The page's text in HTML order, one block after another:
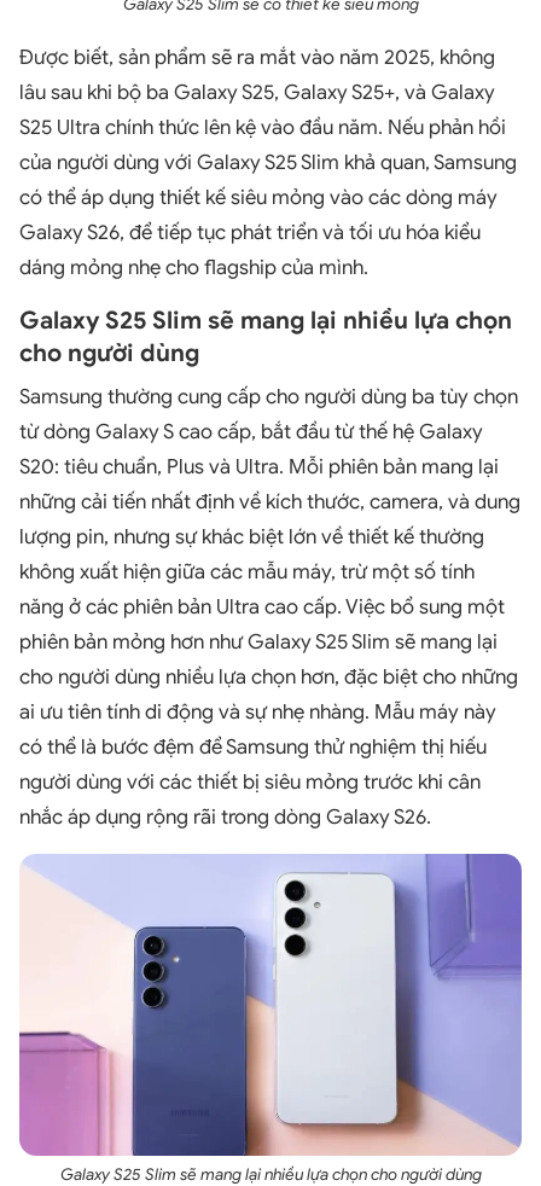
Galaxy S25 Slim sẽ có thiết kế siêu mỏng
Được biết, sản phẩm sẽ ra mắt vào năm 2025, không
lâu sau khi bộ ba Galaxy S25, Galaxy S25+, và Galaxy
S25 Ultra chính thức lên kệ vào đầu năm. Nếu phản hồi
của người dùng với Galaxy S25 Slim khả quan, Samsung
có thể áp dụng thiết kế siêu mỏng vào các dòng máy
Galaxy S26, để tiếp tục phát triển và tối ưu hóa kiểu
dáng mỏng nhẹ cho flagship của mình.
Galaxy S25 Slim sẽ mang lại nhiều lựa chọn
cho người dùng
Samsung thường cung cấp cho người dùng ba tùy chọn
từ dòng Galaxy S cao cấp, bắt đầu từ thế hệ Galaxy
S20: tiêu chuẩn, Plus và Ultra. Mỗi phiên bản mang lại
những cải tiến nhất định về kích thước, camera, và dung
lượng pin, nhưng sự khác biệt lớn về thiết kế thường
không xuất hiện giữa các mẫu máy, trừ một số tính
năng ở các phiên bản Ultra cao cấp. Việc bổ sung một
phiên bản mỏng hơn như Galaxy S25 Slim sẽ mang lại
cho người dùng nhiều lựa chọn hơn, đặc biệt cho những
ai ưu tiên tính di động và sự nhẹ nhàng. Mẫu máy này
có thể là bước đệm để Samsung thử nghiệm thị hiếu
người dùng với các thiết bị siêu mỏng trước khi cân
nhắc áp dụng rộng rãi trong dòng Galaxy S26.
Galaxy S25 Slim sẽ mang lại nhiều lựa chọn cho người dùng